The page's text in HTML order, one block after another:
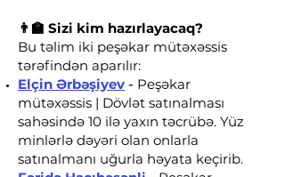
👨‍🏫 Sizi kim hazırlayacaq?
​Bu təlim iki peşəkar mütəxəssis
tərəfindən aparılır:
Elçin Ərbəşiyev - Peşəkar
mütəxəssis | Dövlət satınalması
sahəsində 10 ilə yaxın təcrübə. Yüz
minlərlə dəyəri olan onlarla
satınalmanı uğurla həyata keçirib.